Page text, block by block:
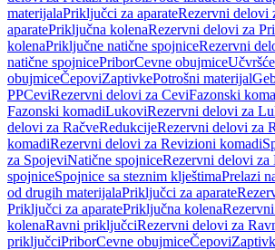
materijalaPriključci za aparateRezervni delovi
aparatePriključna kolenaRezervni delovi za
kolenaPriključne natične spojniceRezervni
natične spojnicePriborCevne obujmice
obujmiceČepoviZaptivkePotrošni materijal
PPCeviRezervni delovi za CeviFazonski
Fazonski komadiLukoviRezervni delovi za
delovi za RačveRedukcijeRezervni delovi za
komadiRezervni delovi za Revizioni komadi
za SpojeviNatične spojniceRezervni delovi za
spojniceSpojnice sa steznim klještimaPrelazi
od drugih materijalaPriključci za aparate
Priključci za aparatePriključna kolena
kolenaRavni priključciRezervni delovi za
priključciPriborCevne obujmiceČepovi